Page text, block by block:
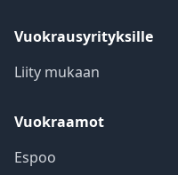
Vuokrausyrityksille
Liity mukaan
Vuokraamot
Espoo